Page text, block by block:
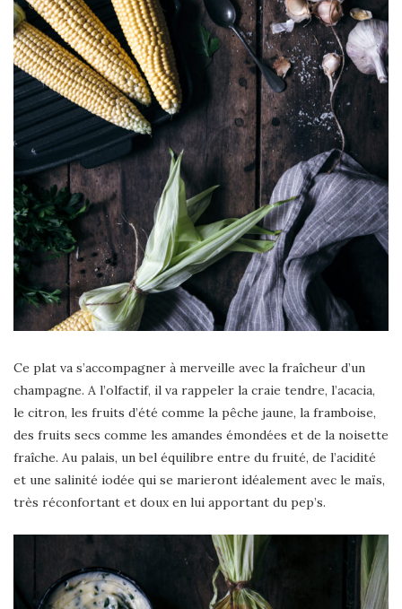
Ce plat va s’accompagner à merveille avec la fraîcheur d’un
champagne. A l’olfactif, il va rappeler la craie tendre, l’acacia,
le citron, les fruits d’été comme la pêche jaune, la framboise,
des fruits secs comme les amandes émondées et de la noisette
fraîche. Au palais, un bel équilibre entre du fruité, de l’acidité
et une salinité iodée qui se marieront idéalement avec le maïs,
très réconfortant et doux en lui apportant du pep’s.